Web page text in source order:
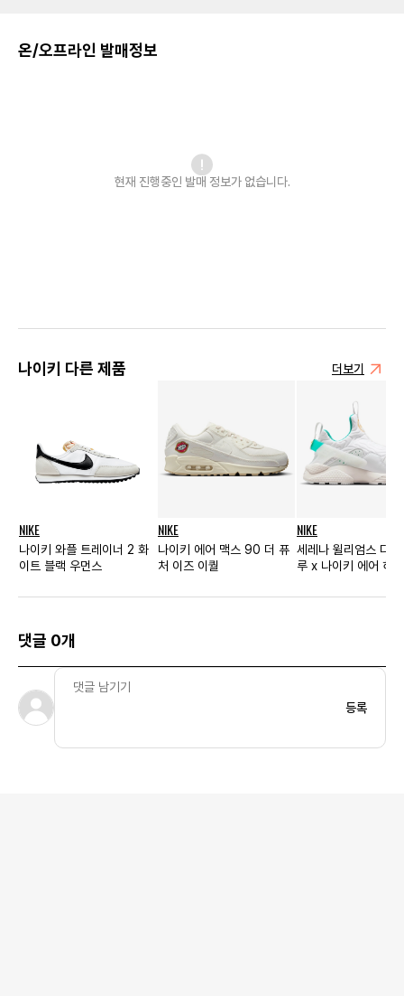
온/오프라인 발매정보
현재 진행중인 발매 정보가 없습니다.
나이키 다른 제품 더보기
NIKE
나이키 와플 트레이너 2 화
이트 블랙 우먼스
NIKE
나이키 에어 맥스 90 더 퓨
처 이즈 이퀄
NIKE
세레나 윌리엄스 디
루 x 나이키 에어 허
댓글 0개
등록